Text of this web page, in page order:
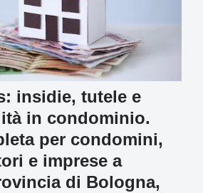
insidie, tutele e
in condominio.
per condomini,
e imprese a
di Bologna,